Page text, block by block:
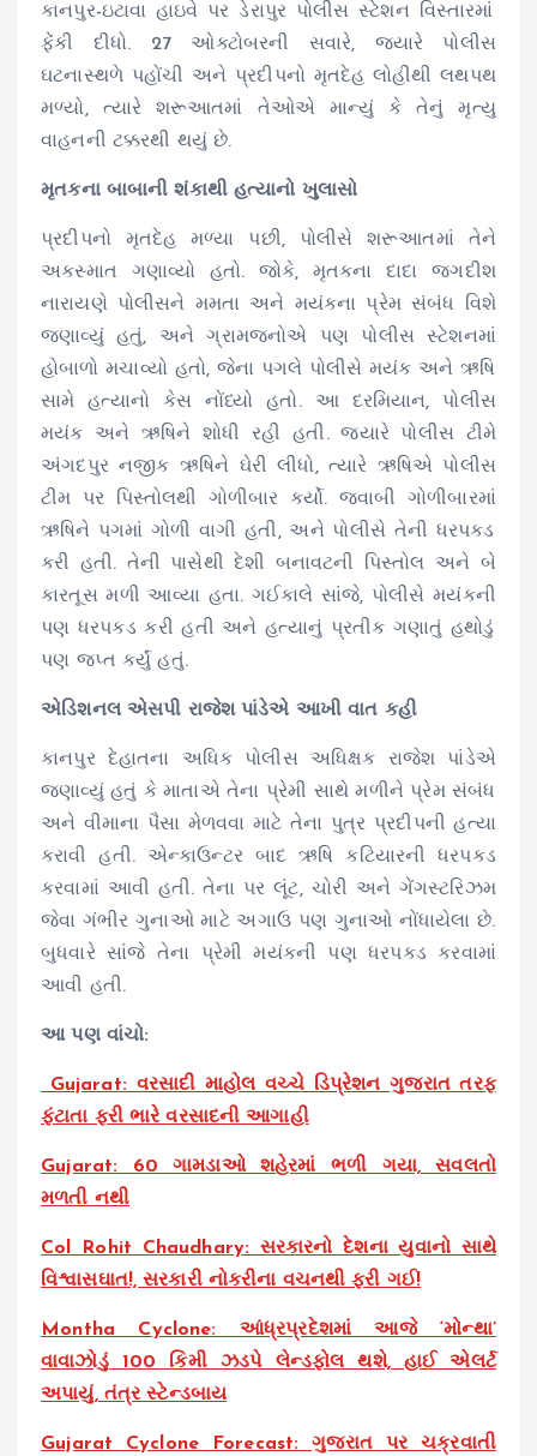
કાનપુર-ઇટાવા હાઇવે પરડેરાપુર પોલીસ સ્ટેશન વિસ્તારમાં
ફેંકી દીધો. 27 ઓક્ટોબરની સવારે, જ્યારે પોલીસ
ઘટનાસ્થળેપહોંચી અને પ્રદીપનો મૃતદેહલોહીથી લથપથ
મળ્યો, ત્યારે શરૂઆતમાં તેઓએ માન્યું કે તેનું મૃત્યુ
વાહનની ટક્કરથી થયું છે.
મૃતકનાબાબાની શંકાથી હત્યાનો ખુલાસો
પ્રદીપનો મૃતદેહ મળ્યા પછી, પોલીસે શરૂઆતમાં તેને
અકસ્માત ગણાવ્યો હતો. જોકે,મૃતકના
દાદા જગદીશ
નારાયણે પોલીસને મમતા અને મયંકના પ્રેમ સંબંધ વિશે
જણાવ્યું હતું, અનેગ્રામજનોએ પણ પોલીસસ્ટેશનમાં
હોબાળોમચાવ્યો હતો, જેના પગલે પોલીસે મયંક અને ઋષિ
સામેહત્યાનો કેસ નોંધ્યો હતો. આ દરમિયાન, પોલીસ
મયંક અને ઋષિને શોધી રહી હતી. જ્યારે પોલીસ ટીમે
અંગદપુરનજીક ઋષિને ઘેરી લીધો, ત્યારે ઋષિએ પોલીસ
ટીમ પર પિસ્તોલથી ગોળીબાર કર્યો. જવાબીગોળીબારમાં
ઋષિને પગમાં ગોળી વાગી હતી, અને પોલીસે તેની ધરપકડ
કરી હતી. તેની પાસેથી દેશી બનાવટની પિસ્તોલ અને બે
કારતૂસ મળી આવ્યા હતા. ગઈકાલે સાંજે, પોલીસેમયંકની
પણ ધરપકડ કરી હતી અનેહત્યાનું પ્રતીક ગણાતું હથોડું
પણ જપ્ત કર્યું હતું.
એડિશનલ એસપી રાજેશપાંડેએ આખી વાત કહી
કાનપુર દેહાતના અધિક પોલીસ અધિક્ષક રાજેશ પાંડેએ
જણાવ્યું હતું કે માતાએ તેના પ્રેમી સાથે મળીને પ્રેમ સંબંધ
અને વીમાના પૈસા મેળવવા માટે તેના પુત્ર પ્રદીપની હત્યા
કરાવી હતી. એન્કાઉન્ટરબાદ ઋષિ કટિયારની ધરપકડ
કરવામાં આવી હતી. તેના પર લૂંટ, ચોરી અને ગેંગસ્ટરિઝમ
જેવા ગંભીરગુનાઓમાટે અગાઉ પણ ગુનાઓ નોંધાયેલા છે.
બુધવારે સાંજે તેના પ્રેમીમયંકની પણ ધરપકડ કરવામાં
આવી હતી.
આ પણ વાંચો:
Gujarat: વરસાદી માહોલ વચ્ચે ડિપ્રેશન ગુજરાત તરફ
ફંટાતા ફરી ભારે વરસાદની આગાહી
Gujarat: 60 ગામડાઓ શહેરમાં ભળી ગયા, સવલતો
મળતી નથી
Col Rohit Chaudhary: સરકારનો દેશના યુવાનો સાથે
વિશ્વાસઘાત!, સરકારી નોકરીના વચનથી ફરી ગઈ!
Montha Cyclone: આંધ્રપ્રદેશમાં આજે ‘મોન્થા’
વાવાઝોડું 100 કિમી ઝડપે લેન્ડફોલ થશે, હાઈ એલર્ટ
અપાયું, તંત્ર સ્ટેન્ડબાય
Gujarat Cyclone Forecast: ગુજરાત પર ચક્રવાતી